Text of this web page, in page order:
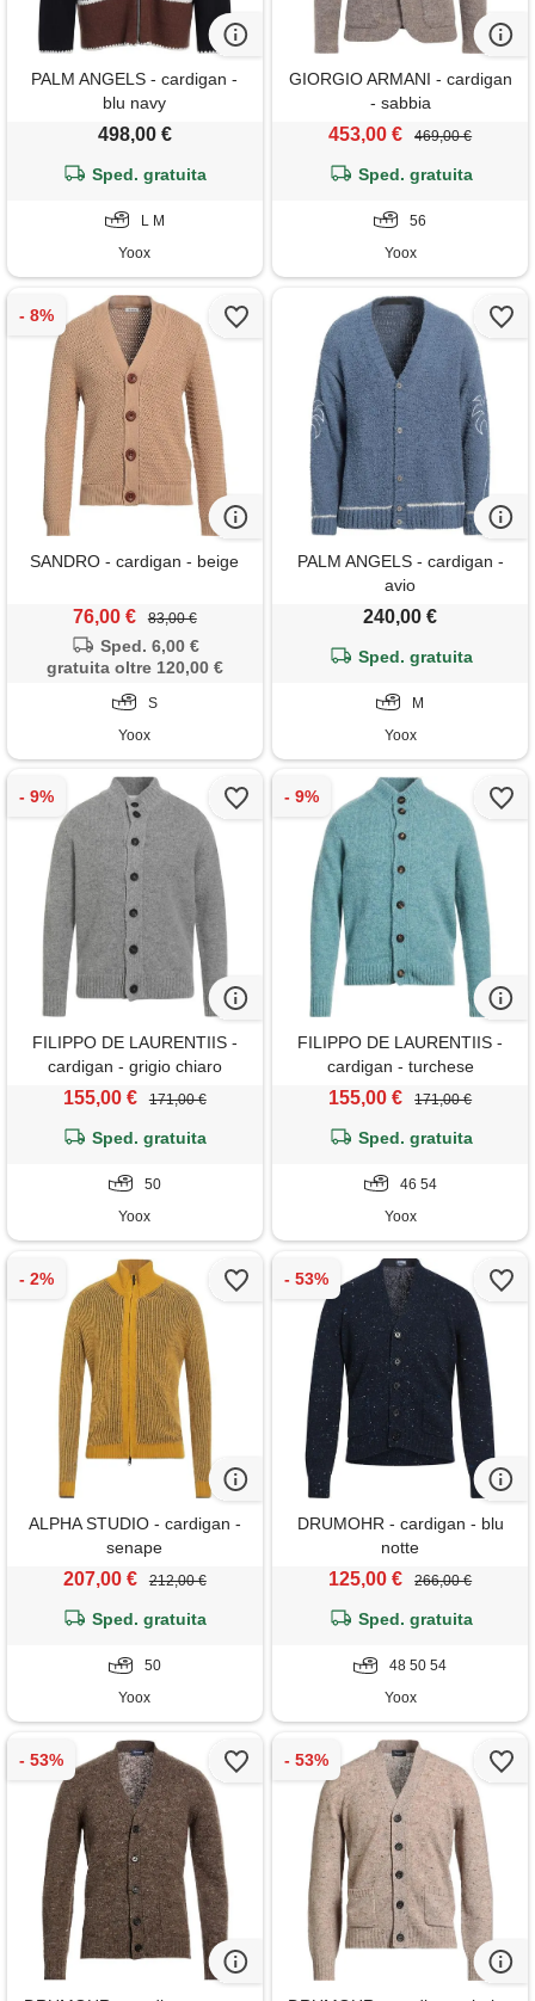
PALM ANGELS - cardigan -
blu navy
498,00 €
Sped. gratuita
L M
Yoox
GIORGIO ARMANI - cardigan
- sabbia
453,00 € 469,00 €
Sped. gratuita
56
Yoox
SANDRO - cardigan - beige
76,00 € 83,00 €
Sped. 6,00 €
gratuita oltre 120,00 €
S
Yoox
PALM ANGELS - cardigan -
avio
240,00 €
Sped. gratuita
M
Yoox
FILIPPO DE LAURENTIIS -
cardigan - grigio chiaro
155,00 € 171,00 €
Sped. gratuita
50
Yoox
FILIPPO DE LAURENTIIS -
cardigan - turchese
155,00 € 171,00 €
Sped. gratuita
46 54
Yoox
ALPHA STUDIO - cardigan -
senape
207,00 € 212,00 €
Sped. gratuita
50
Yoox
DRUMOHR - cardigan - blu
notte
125,00 € 266,00 €
Sped. gratuita
48 50 54
Yoox